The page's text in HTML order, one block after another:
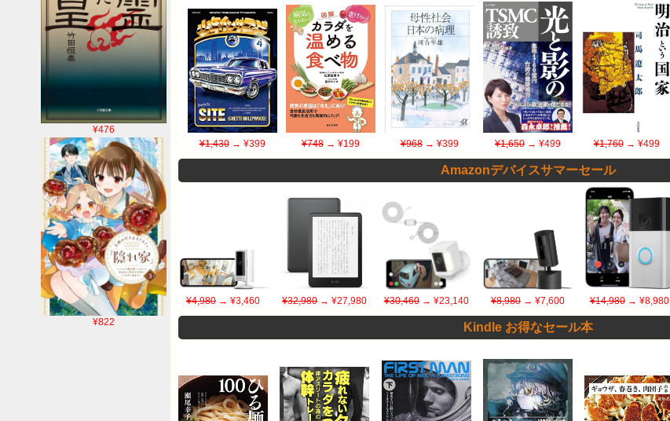
¥476
¥822
¥1,430→ ¥399 ¥748 → ¥199 ¥968→ ¥399 ¥1,650 → ¥499 ¥1,760→ ¥499
Amazonデバイスサマーセール
¥4,980 → ¥3,460 ¥32,980→ ¥27,980 ¥30,460→ ¥23,140 ¥8,980→ ¥7,600 ¥14,980→ ¥8,980
Kindle お得なセール本